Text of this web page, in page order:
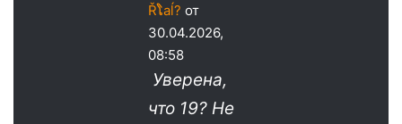
Řໂaĺ? от
30.04.2026,
08:58
Уверена,
что 19? Не